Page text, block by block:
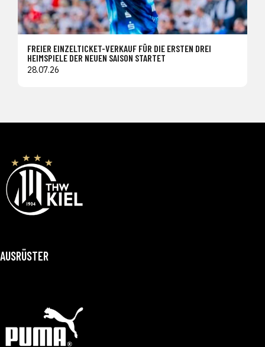
FREIER EINZELTICKET-VERKAUF FÜR DIE ERSTEN DREI
HEIMSPIELE DER NEUEN SAISON STARTET
28.07.26
AUSRÜSTER